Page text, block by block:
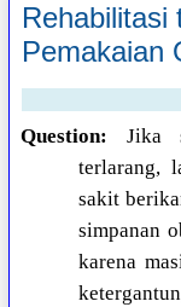
Rehabilitasi
Pemakaian
Question:
Jika
terlarang,
sakit
simpanan
karena